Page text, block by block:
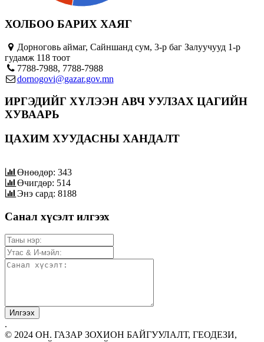
ХОЛБОО БАРИХ ХАЯГ
Дорноговь аймаг, Сайншанд сум, 3-р баг Залуучууд 1-р
гудамж 118 тоот
7788-7988, 7788-7988
dornogovi@gazar.gov.mn
ИРГЭДИЙГ ХҮЛЭЭН АВЧ УУЛЗАХ ЦАГИЙН
ХУВААРЬ
ЦАХИМ ХУУДАСНЫ ХАНДАЛТ
Өнөөдөр: 343
Өчигдөр: 514
Энэ сард: 8188
Санал хүсэлт илгээх
.
© 2024 ОН. ГАЗАР ЗОХИОН БАЙГУУЛАЛТ, ГЕОДЕЗИ,